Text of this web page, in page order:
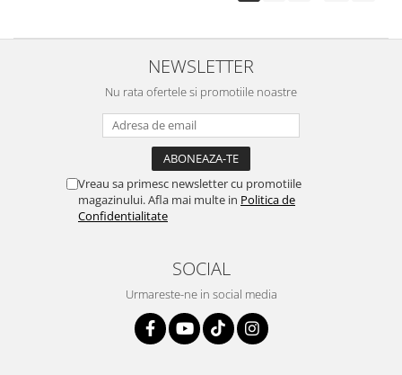
NEWSLETTER
Nu rata ofertele si promotiile noastre
Vreau sa primesc newsletter cu promotiile
magazinului. Afla mai multe in Politica de
Confidentialitate
SOCIAL
Urmareste-ne in social media